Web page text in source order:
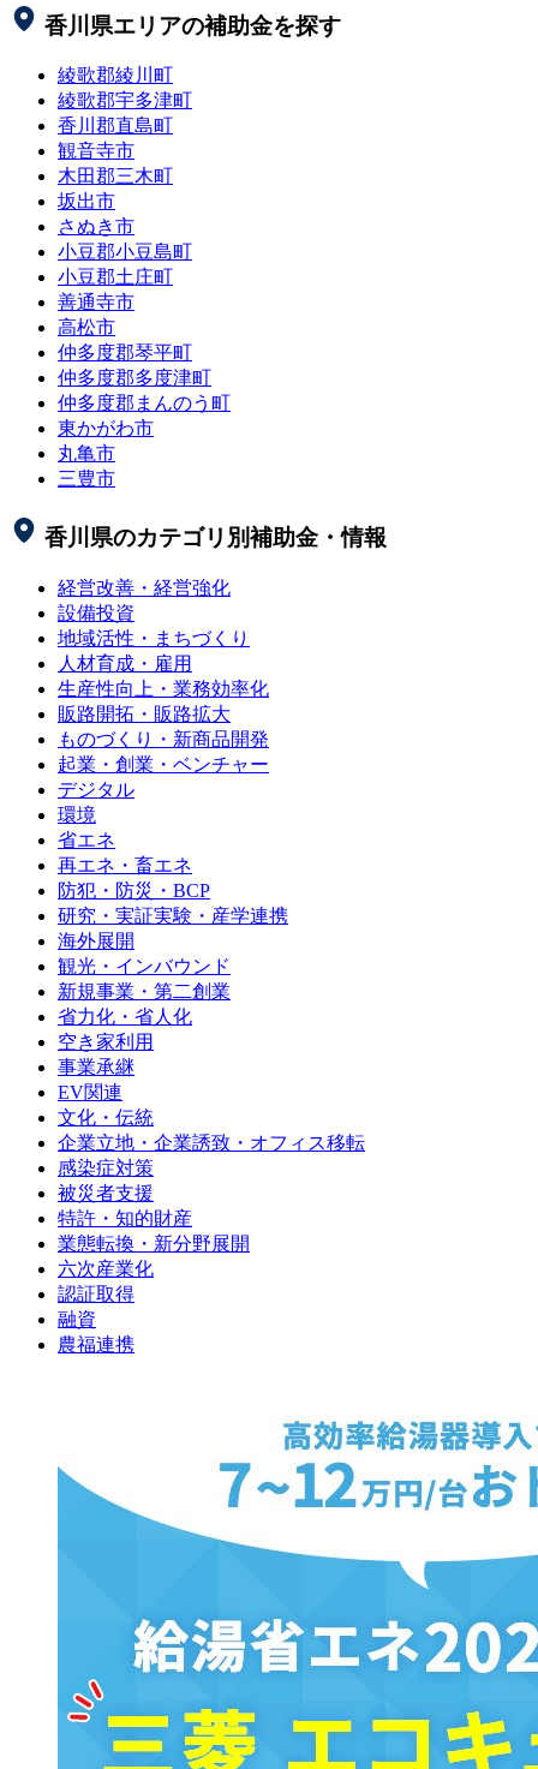
香川県エリアの補助金を探す
綾歌郡綾川町
綾歌郡宇多津町
香川郡直島町
観音寺市
木田郡三木町
坂出市
さぬき市
小豆郡小豆島町
小豆郡土庄町
善通寺市
高松市
仲多度郡琴平町
仲多度郡多度津町
仲多度郡まんのう町
東かがわ市
丸亀市
三豊市
香川県のカテゴリ別補助金・情報
経営改善・経営強化
設備投資
地域活性・まちづくり
人材育成・雇用
生産性向上・業務効率化
販路開拓・販路拡大
ものづくり・新商品開発
起業・創業・ベンチャー
デジタル
環境
省エネ
再エネ・畜エネ
防犯・防災・BCP
研究・実証実験・産学連携
海外展開
観光・インバウンド
新規事業・第二創業
省力化・省人化
空き家利用
事業承継
EV関連
文化・伝統
企業立地・企業誘致・オフィス移転
感染症対策
被災者支援
特許・知的財産
業態転換・新分野展開
六次産業化
認証取得
融資
農福連携